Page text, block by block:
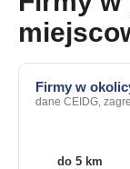
Firmy w
dane CEIDG,